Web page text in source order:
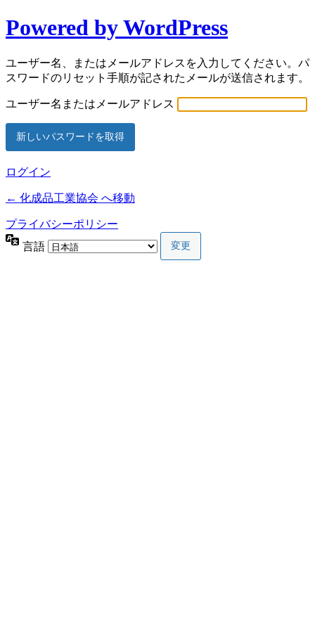
Powered by WordPress
ユーザー名、またはメールアドレスを入力してください。パ
スワードのリセット手順が記されたメールが送信されます。
ユーザー名またはメールアドレス
ログイン
← 化成品工業協会 へ移動
プライバシーポリシー
言語